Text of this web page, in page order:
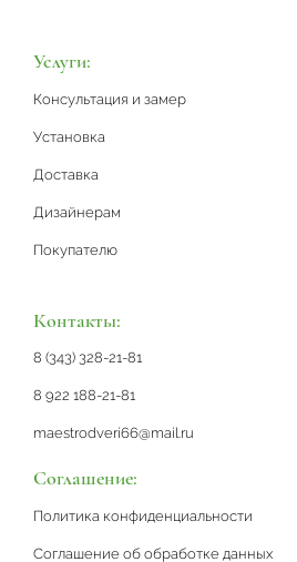
Услуги:
Консультация и замер
Установка
Доставка
Дизайнерам
Покупателю
Контакты:
8 (343) 328-21-81
8 922 188-21-81
maestrodveri66@mail.ru
Соглашение:
Политика конфиденциальности
Соглашение об обработке данных